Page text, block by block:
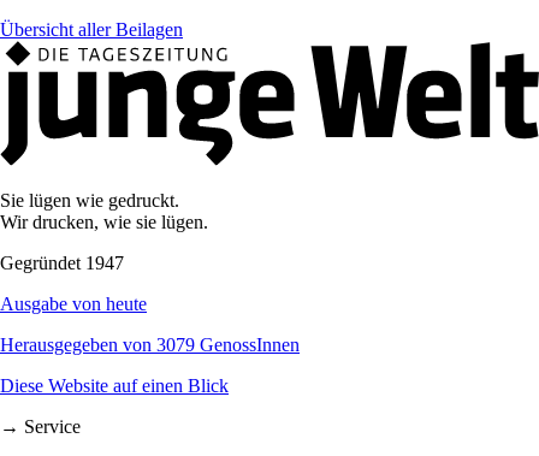
Übersicht aller Beilagen
Sie lügen wie gedruckt.
Wir drucken, wie sie lügen.
Gegründet 1947
Ausgabe von heute
Herausgegeben von 3079 GenossInnen
Diese Website auf einen Blick
→ Service